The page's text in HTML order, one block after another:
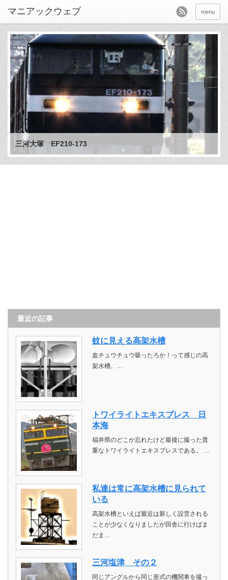
menu
三河大塚 EF210-173
最近の記事
蚊に見える高架水槽
血チュウチュウ吸ったろか！って感じの高
架水槽。…
トワイライトエキスプレス 日
本海
福井県のどこか忘れたけど最後に撮った貴
重なトワイライトエキスプレスである。 …
私達は常に高架水槽に見られて
いる
高架水槽といえば最近は新しく設営される
ことが少なくなりましたが田舎に行けばま
だま…
三河塩津 その２
同じアングルから同じ形式の機関車を撮っ